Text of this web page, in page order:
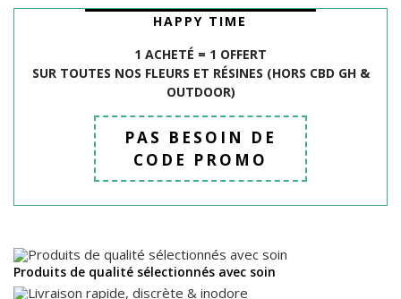
HAPPY TIME
1 ACHETÉ = 1 OFFERT
SUR TOUTES NOS FLEURS ET RÉSINES (HORS CBD GH &
OUTDOOR)
PAS BESOIN DE
CODE PROMO
Produits de qualité sélectionnés avec soin